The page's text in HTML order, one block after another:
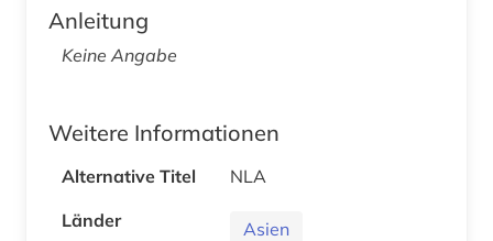
Anleitung
Keine Angabe
Weitere Informationen
Alternative Titel
NLA
Länder
Asien